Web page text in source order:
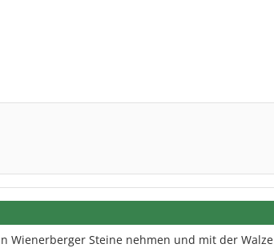
Wienerberger Steine nehmen und mit der Walze